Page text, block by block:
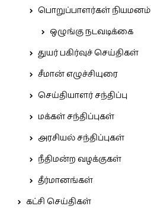
பொறுப்பாளர்கள் நியமனம்
ஒழுங்கு நடவடிக்கை
துயர் பகிர்வுச் செய்திகள்
சீமான் எழுச்சியுரை
செய்தியாளர் சந்திப்பு
மக்கள் சந்திப்புகள்
அரசியல் சந்திப்புகள்
நீதிமன்ற வழக்குகள்
தீர்மானங்கள்
கட்சி செய்திகள்